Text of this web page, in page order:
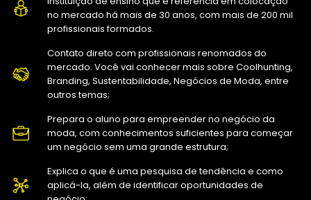
no mercado há mais de 30 anos, com mais de 200 mil
profissionais formados.
Contato direto com profissionais renomados do
mercado. Você vai conhecer mais sobre Coolhunting,
Branding, Sustentabilidade, Negócios de Moda, entre
outros temas;
Prepara o aluno para empreender no negócio da
moda, com conhecimentos suficientes para começar
um negócio sem uma grande estrutura;
Explica o que é uma pesquisa de tendência e como
aplicá-la, além de identificar oportunidades de